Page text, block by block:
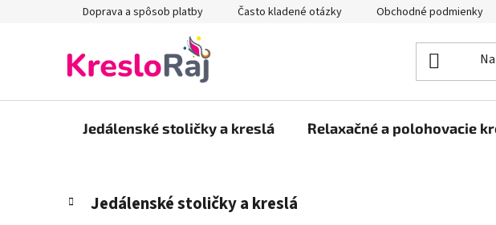
Doprava a spôsob platby Často kladené otázky Obchodné podmienky
Jedálenské stoličky a kreslá Relaxačné a polohovacie
B
Preskočiť
kategórie
K
a
Jedálenské stoličky a kreslá